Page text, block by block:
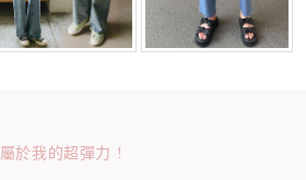
屬於我的超彈力 !